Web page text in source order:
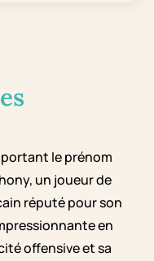
le prénom
un joueur de
réputé pour son
en
offensive et sa